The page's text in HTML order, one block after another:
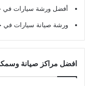
أفضل ورشة سيارات في
ورشة صيانة سيارات في
افضل مراكز صيانة